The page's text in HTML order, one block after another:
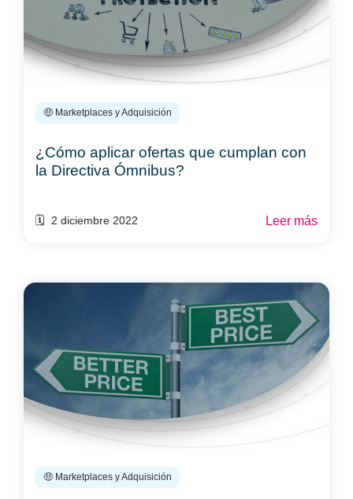
🤑 Marketplaces y Adquisición
¿Cómo aplicar ofertas que cumplan con
la Directiva Ómnibus?
🗓️ 2 diciembre 2022 Leer más
🤑 Marketplaces y Adquisición